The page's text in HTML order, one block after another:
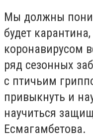
Мы должны
будет
коронавирусом
ряд сезонных
с птичьим
привыкнуть и
научиться
Есмагамбетова.